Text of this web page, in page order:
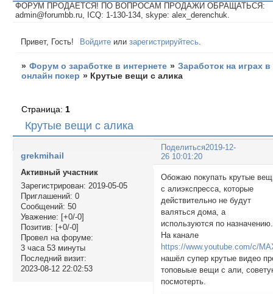
ФОРУМ ПРОДАЕТСЯ! ПО ВОПРОСАМ ПРОДАЖИ ОБРАЩАТЬСЯ:
admin@forumbb.ru, ICQ: 1-130-134, skype: alex_derenchuk.
Привет, Гость! Войдите илизарегистрируйтесь
» Форум о заработке в интернете » Заработок на играх в
онлайн покер » Крутые вещи с алика
Крутые вещи с алика
Страница: 1
Поделиться2019-12-
26 10:01:20
grekmihail
Активный участник
Зарегистрирован: 2019-05-05
Приглашений: 0
Сообщений: 50
Уважение: [+0/-0]
Позитив: [+0/-0]
Провел на форуме:
3 часа 53 минуты
Последний визит:
2023-08-12 22:02:53
Обожаю покупать крутые
с алиэкспресса, которые
действительно не будут
валяться дома, а
используются по назначению.
На канале
https://www.youtube.com/c/
нашёл супер крутые видео
топовыые вещи с али,
посмотерть.